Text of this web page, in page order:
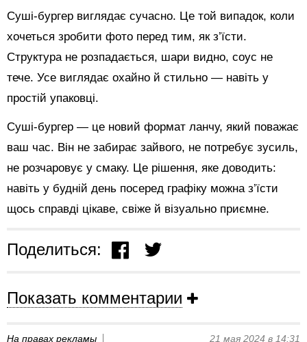
Суші-бургер виглядає сучасно. Це той випадок, коли
хочеться зробити фото перед тим, як з’їсти.
Структура не розпадається, шари видно, соус не
тече. Усе виглядає охайно й стильно — навіть у
простій упаковці.
Суші-бургер — це новий формат ланчу, який поважає
ваш час. Він не забирає зайвого, не потребує зусиль,
не розчаровує у смаку. Це рішення, яке доводить:
навіть у будній день посеред графіку можна з’їсти
щось справді цікаве, свіже й візуально приємне.
Поделиться:
Показать комментарии
На правах рекламы 21 мая 2024 в 14:31